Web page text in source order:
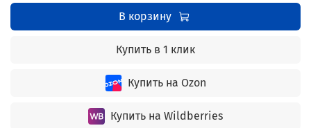
В корзину
Купить в 1 клик
Купить на Ozon
Купить на Wildberries